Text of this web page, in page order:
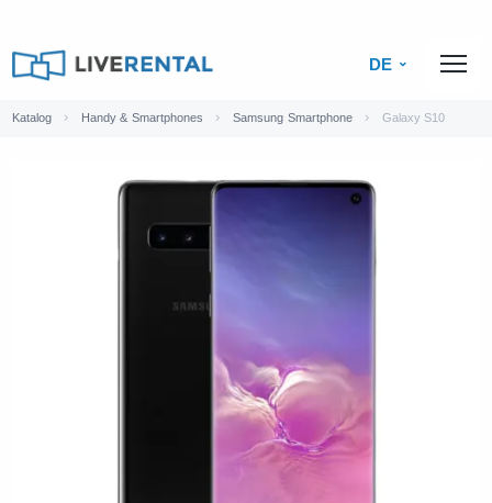
DE
Katalog Handy & Smartphones Samsung Smartphone Galaxy S10